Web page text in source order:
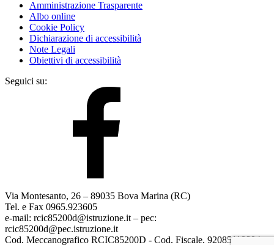
Amministrazione Trasparente
Albo online
Cookie Policy
Dichiarazione di accessibilità
Note Legali
Obiettivi di accessibilità
Seguici su:
Via Montesanto, 26 – 89035 Bova Marina (RC)
Tel. e Fax 0965.923605
e-mail: rcic85200d@istruzione.it – pec:
rcic85200d@pec.istruzione.it
Cod. Meccanografico RCIC85200D - Cod. Fiscale. 92085110804